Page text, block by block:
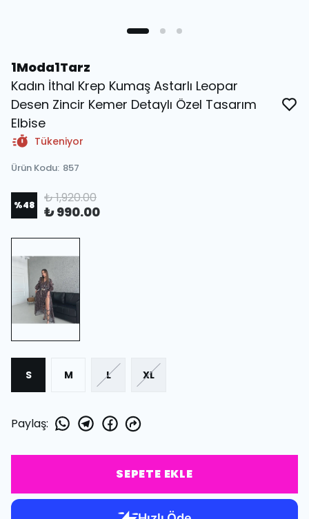
1Moda1Tarz
Kadın İthal Krep Kumaş Astarlı Leopar
Desen Zincir Kemer Detaylı Özel Tasarım
Elbise
Tükeniyor
Ürün Kodu: 857
%48 ₺ 1,920.00
₺ 990.00
S M L XL
Paylaş:
SEPETE EKLE